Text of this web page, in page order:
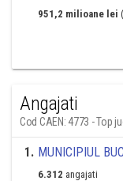
951,2 milioane lei
Angajati
Cod CAEN: 4773 - Top
1. MUNICIPIUL
6.312 angajati